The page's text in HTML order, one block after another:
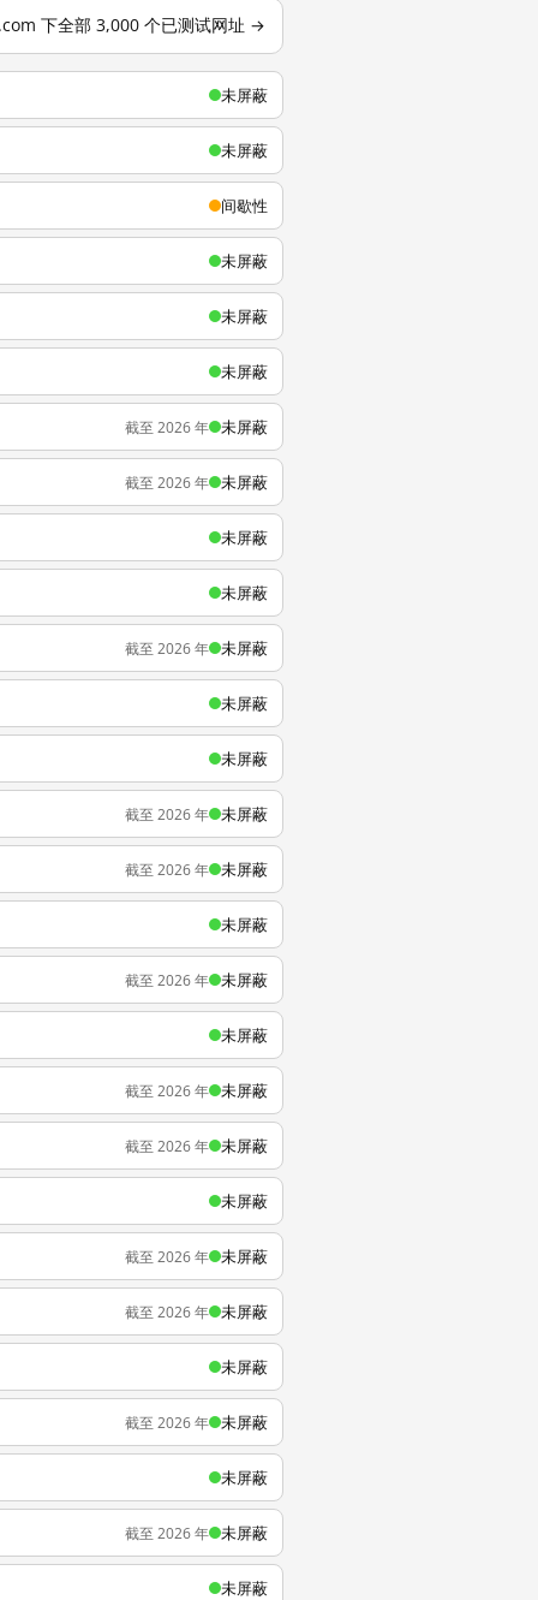
下全部 3,000 个已测试网址 →
未屏蔽
未屏蔽
间歇性
未屏蔽
未屏蔽
未屏蔽
截至 2026 年 未屏蔽
截至 2026 年 未屏蔽
未屏蔽
未屏蔽
截至 2026 年 未屏蔽
未屏蔽
未屏蔽
截至 2026 年 未屏蔽
截至 2026 年 未屏蔽
未屏蔽
截至 2026 年 未屏蔽
未屏蔽
截至 2026 年 未屏蔽
截至 2026 年 未屏蔽
未屏蔽
截至 2026 年 未屏蔽
截至 2026 年 未屏蔽
未屏蔽
截至 2026 年 未屏蔽
未屏蔽
截至 2026 年 未屏蔽
未屏蔽